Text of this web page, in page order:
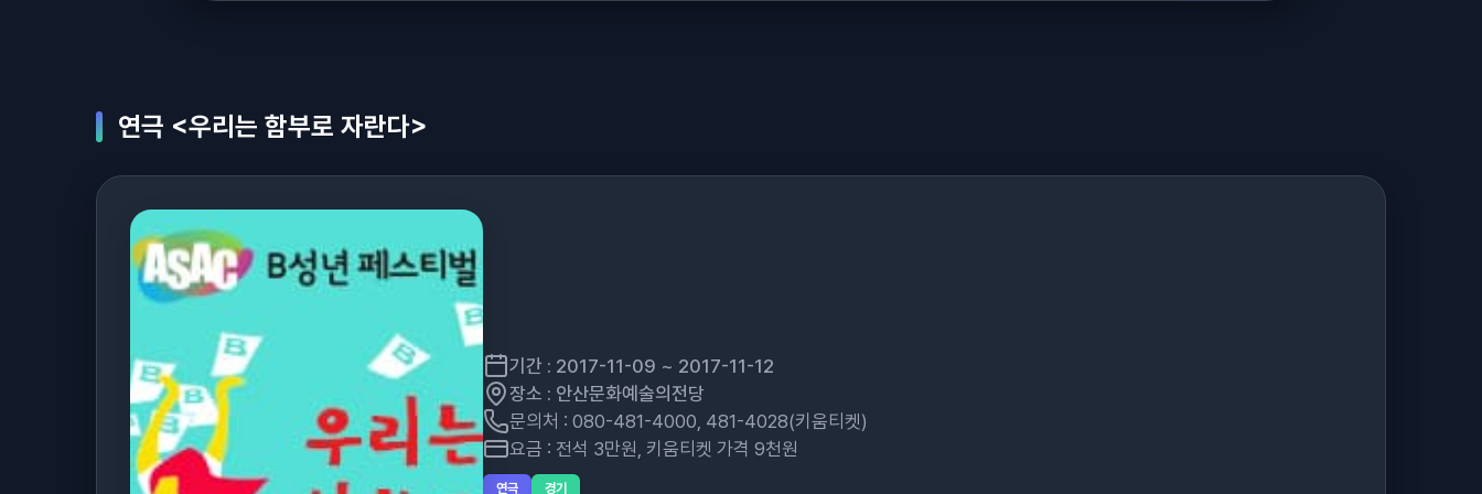
연극 <우리는 함부로 자란다>
기간 : 2017-11-09 ~ 2017-11-12
장소 : 안산문화예술의전당
문의처 : 080-481-4000, 481-4028(키움티켓)
요금 : 전석 3만원, 키움티켓 가격 9천원
연극 경기